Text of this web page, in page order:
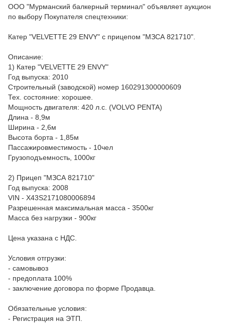
ООО "Мурманский балкерный терминал" объявляет аукцион
по выбору Покупателя спецтехники:
Катер "VELVETTE 29 ENVY" с прицепом "МЗСА 821710".
Описание:
1) Катер "VELVETTE 29 ENVY"
Год выпуска: 2010
Строительный (заводской) номер 160291300000609
Тех. состояние: хорошее.
Мощность двигателя: 420 л.с. (VOLVO PENTA)
Длина - 8,9м
Ширина - 2,6м
Высота борта - 1,85м
Пассажировместимость - 10чел
Грузоподъемность, 1000кг
2) Прицеп "МЗСА 821710"
Год выпуска: 2008
VIN - Х43S2171080006894
Разрешенная максимальная масса - 3500кг
Масса без нагрузки - 900кг
Цена указана с НДС.
Условия отгрузки:
- самовывоз
- предоплата 100%
- заключение договора по форме Продавца.
Обязательные условия:
- Регистрация на ЭТП.